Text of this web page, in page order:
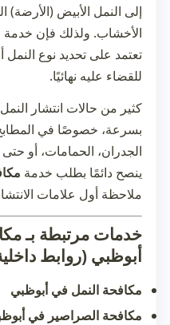
إلى النمل الأبيض (الأرضة)
الأخشاب. ولذلك فإن خدمة
تعتمد على تحديد نوع النمل
للقضاء عليه نهائيًا.
كثير من حالات انتشار
بسرعة، خصوصًا في
الجدران، الحمامات، أو
ينصح دائمًا بطلب خدمة
ملاحظة أول علامات
خدمات مرتبطة بـ
أبوظبي (روابط
مكافحة النمل في أبوظبي
مكافحة الصراصير في